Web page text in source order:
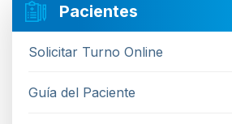
Pacientes
Solicitar Turno Online
Guía del Paciente